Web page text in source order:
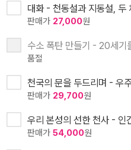
대화 - 천동설과 지동설, 두
판매가 27,000원
수소 폭탄 만들기 - 20세기
품절
천국의 문을 두드리며 - 우
판매가 29,700원
우리 본성의 선한 천사 - 인
판매가 54,000원